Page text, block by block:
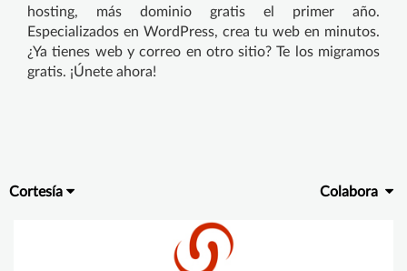
hosting, más dominio gratis el primer año.
Especializados en WordPress, crea tu web en minutos.
¿Ya tienes web y correo en otro sitio? Te los migramos
gratis. ¡Únete ahora!
Cortesía Colabora